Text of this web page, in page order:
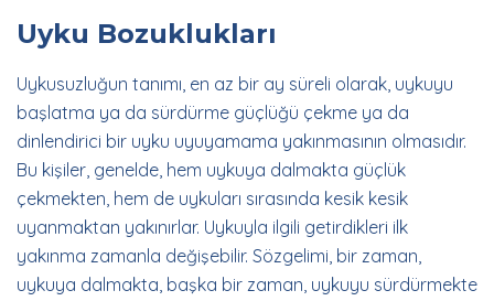
Uyku Bozuklukları
Uykusuzluğun tanımı, en az bir ay süreli olarak, uykuyu
başlatma ya da sürdürme güçlüğü çekme ya da
dinlendirici bir uyku uyuyamama yakınmasının olmasıdır.
Bu kişiler, genelde, hem uykuya dalmakta güçlük
çekmekten, hem de uykuları sırasında kesik kesik
uyanmaktan yakınırlar. Uykuyla ilgili getirdikleri ilk
yakınma zamanla değişebilir. Sözgelimi, bir zaman,
uykuya dalmakta, başka bir zaman, uykuyu sürdürmekte